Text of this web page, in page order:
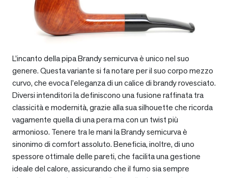
L’incanto della pipa Brandy semicurva è unico nel suo
genere. Questa variante si fa notare per il suo corpo mezzo
curvo, che evoca l’eleganza di un calice di brandy rovesciato.
Diversi intenditori la definiscono una fusione raffinata tra
classicità e modernità, grazie alla sua silhouette che ricorda
vagamente quella di una pera ma con un twist più
armonioso. Tenere tra le mani la Brandy semicurva è
sinonimo di comfort assoluto. Beneficia, inoltre, di uno
spessore ottimale delle pareti, che facilita una gestione
ideale del calore, assicurando che il fumo sia sempre